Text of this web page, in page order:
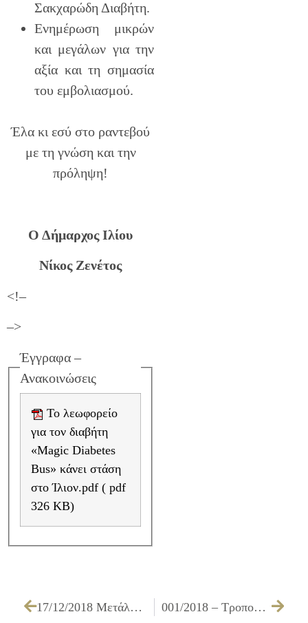
Σακχαρώδη Διαβήτη.
Ενημέρωση μικρών
και μεγάλων για την
αξία και τη σημασία
του εμβολιασμού.
Έλα κι εσύ στο ραντεβού
με τη γνώση και την
πρόληψη!
Ο Δήμαρχος Ιλίου
Νίκος Ζενέτος
<!–
–>
Έγγραφα –
Ανακοινώσεις
για τον διαβήτη
«Magic Diabetes
Bus» κάνει στάση
στο Ίλιον.pdf ( pdf
326 KB)
17/12/2018 Μετάλλιο Αξίας και Διάκρισης στον Δήμαρχο Ιλίου Νίκο Ζενέτο εκ μέρους του Προέδρου της Παλαιστίνης Μαχμούντ Αμπάς 001/2018 – Τροποποίηση της υπ’ αριθμ. 339/2017 Α.Δ.Σ. που αφορά την έγκριση των (διορθωμένων) τευχών δημοπράτησης της μελέτης ΤΟΠΟΓΡΑΦΙΚΕΣ – ΚΤΗΜΑΤΟΛΟΓΙΚΕΣ ΑΠΟΤΥΠΩΣΕΙΣ ΚΛΙΜΑΚΑΣ 1:200 ΓΙΑ ΣΥΝΤΑΞΗ ΠΡΑΞΕΩΝ ΑΝΑΛΟΓΙΣΜΟΥ ΣΕ ΔΙΑΦΟΡΑ ΣΗΜΕΙΑ ΤΟΥ ΔΗΜΟΥ